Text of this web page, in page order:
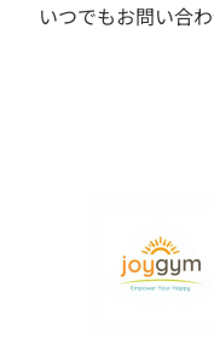
いつでもお問い合